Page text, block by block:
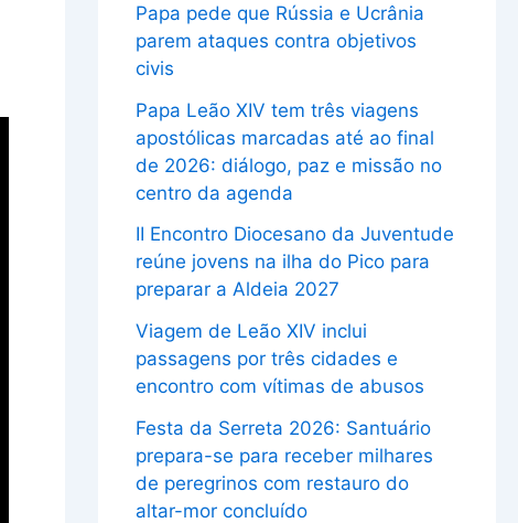
Papa pede que Rússia e Ucrânia
parem ataques contra objetivos
civis
Papa Leão XIV tem três viagens
apostólicas marcadas até ao final
de 2026: diálogo, paz e missão no
centro da agenda
II Encontro Diocesano da Juventude
reúne jovens na ilha do Pico para
preparar a Aldeia 2027
Viagem de Leão XIV inclui
passagens por três cidades e
encontro com vítimas de abusos
Festa da Serreta 2026: Santuário
prepara-se para receber milhares
de peregrinos com restauro do
altar-mor concluído